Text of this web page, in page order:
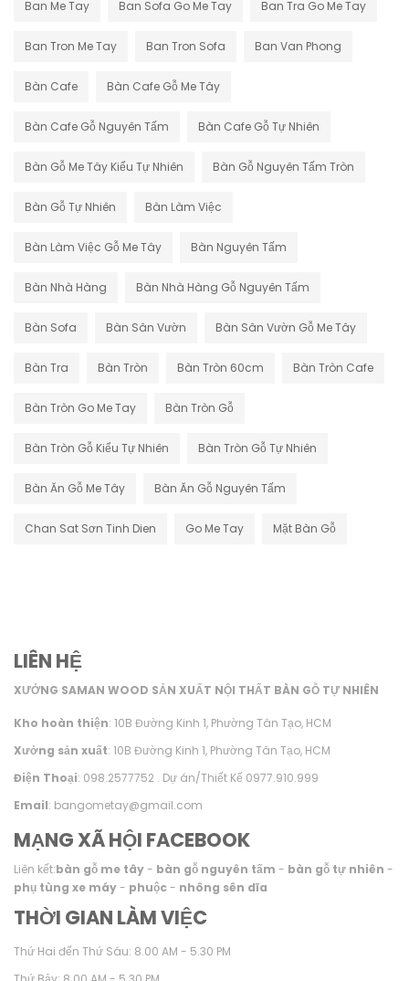
Ban Me Tay Ban Sofa Go Me Tay Ban Tra Go Me Tay
Ban Tron Me Tay Ban Tron Sofa Ban Van Phong
Bàn Cafe Bàn Cafe Gỗ Me Tây
Bàn Cafe Gỗ Nguyên Tấm Bàn Cafe Gỗ Tự Nhiên
Bàn Gỗ Me Tây Kiểu Tự Nhiên Bàn Gỗ Nguyên Tấm Tròn
Bàn Gỗ Tự Nhiên Bàn Làm Việc
Bàn Làm Việc Gỗ Me Tây Bàn Nguyên Tấm
Bàn Nhà Hàng Bàn Nhà Hàng Gỗ Nguyên Tấm
Bàn Sofa Bàn Sân Vườn Bàn Sân Vườn Gỗ Me Tây
Bàn Tra Bàn Tròn Bàn Tròn 60cm Bàn Tròn Cafe
Bàn Tròn Go Me Tay Bàn Tròn Gỗ
Bàn Tròn Gỗ Kiểu Tự Nhiên Bàn Tròn Gỗ Tự Nhiên
Bàn Ăn Gỗ Me Tây Bàn Ăn Gỗ Nguyên Tấm
Chan Sat Sơn Tinh Dien Go Me Tay Mặt Bàn Gỗ
LIÊN HỆ
XƯỞNG SAMAN WOOD SẢN XUẤT NỘI THẤT BÀN GỖ TỰ NHIÊN
Kho hoàn thiện: 10B Đường Kinh 1, Phường Tân Tạo, HCM
Xưởng sản xuất: 10B Đường Kinh 1, Phường Tân Tạo, HCM
Điện Thoại: 098.2577752 . Dự án/Thiết Kế 0977.910.999
Email: bangometay@gmail.com
MẠNG XÃ HỘI FACEBOOK
Liên kết:bàn gỗ me tây- bàn gỗ nguyên tấm - bàn gỗ tự nhiên -
phụ tùng xe máy- phuộc- nhông sên dĩa
THỜI GIAN LÀM VIỆC
Thứ Hai đến Thứ Sáu: 8.00 AM - 5.30 PM